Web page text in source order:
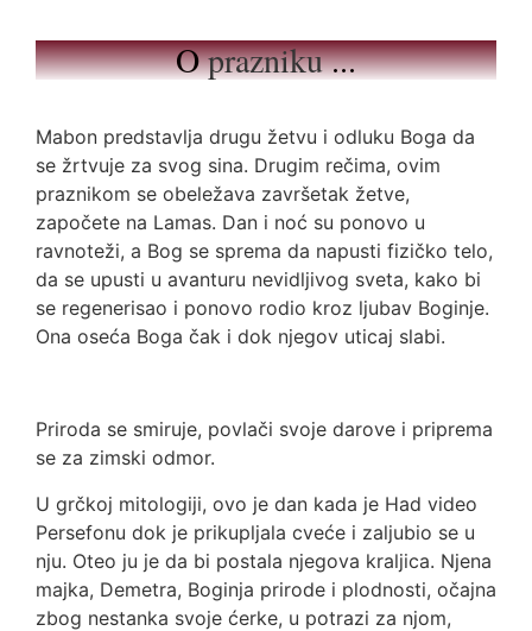
Oprazniku...
Mabon predstavlja drugu žetvu i odluku Boga da
se žrtvuje za svog sina. Drugim rečima, ovim
praznikom se obeležava završetak žetve,
započete na Lamas. Dan i noć su ponovo u
ravnoteži, a Bog se sprema da napusti fizičko telo,
da se upusti u avanturu nevidljivog sveta, kako bi
se regenerisao i ponovo rodio kroz ljubav Boginje.
Ona oseća Boga čak i dok njegov uticaj slabi.
Priroda se smiruje, povlači svoje darove i priprema
se za zimski odmor.
U grčkoj mitologiji, ovo je dan kada je Had video
Persefonu dok je prikupljala cveće i zaljubio se u
nju. Oteo ju je da bi postala njegova kraljica. Njena
majka, Demetra, Boginja prirode i plodnosti, očajna
zbog nestanka svoje ćerke, u potrazi za njom,